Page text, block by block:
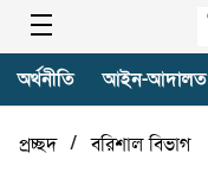
অর্থনীতি আইন-আদালত
প্রচ্ছদ/বরিশাল বিভাগ